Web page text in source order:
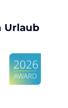
Urlaub